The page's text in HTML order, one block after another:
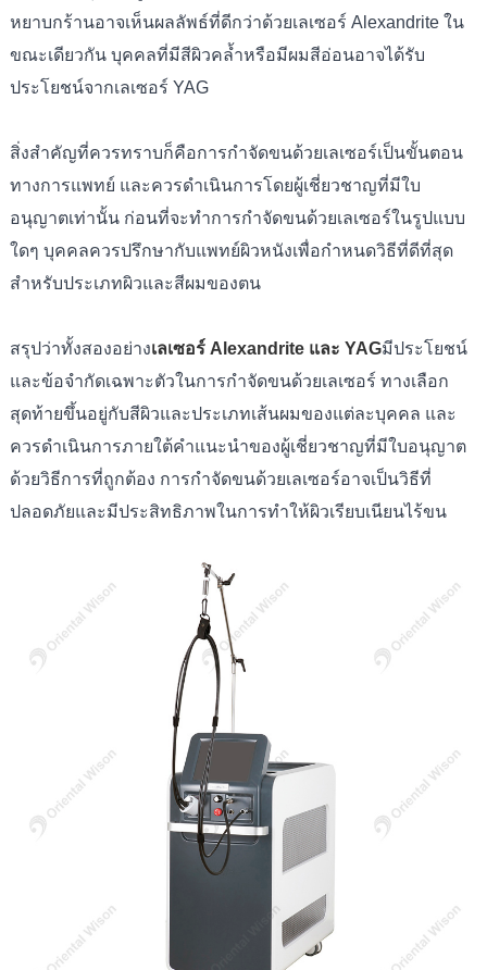
หยาบกร้านอาจเห็นผลลัพธ์ที่ดีกว่าด้วยเลเซอร์ Alexandrite ใน
ขณะเดียวกัน บุคคลที่มีสีผิวคล้ำหรือมีผมสีอ่อนอาจได้รับ
ประโยชน์จากเลเซอร์ YAG
สิ่งสำคัญที่ควรทราบก็คือการกำจัดขนด้วยเลเซอร์เป็นขั้นตอน
ทางการแพทย์ และควรดำเนินการโดยผู้เชี่ยวชาญที่มีใบ
อนุญาตเท่านั้น ก่อนที่จะทำการกำจัดขนด้วยเลเซอร์ในรูปแบบ
ใดๆ บุคคลควรปรึกษากับแพทย์ผิวหนังเพื่อกำหนดวิธีที่ดีที่สุด
สำหรับประเภทผิวและสีผมของตน
สรุปว่าทั้งสองอย่างเลเซอร์ Alexandrite และ YAGมีประโยชน์
และข้อจำกัดเฉพาะตัวในการกำจัดขนด้วยเลเซอร์ ทางเลือก
สุดท้ายขึ้นอยู่กับสีผิวและประเภทเส้นผมของแต่ละบุคคล และ
ควรดำเนินการภายใต้คำแนะนำของผู้เชี่ยวชาญที่มีใบอนุญาต
ด้วยวิธีการที่ถูกต้อง การกำจัดขนด้วยเลเซอร์อาจเป็นวิธีที่
ปลอดภัยและมีประสิทธิภาพในการทำให้ผิวเรียบเนียนไร้ขน